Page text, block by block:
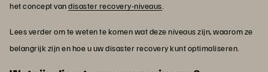
het concept vandisaster recovery-niveaus.
Lees verder om te weten te komen wat deze niveaus zijn, waarom ze
belangrijk zijn en hoe u uw disaster recovery kunt optimaliseren.